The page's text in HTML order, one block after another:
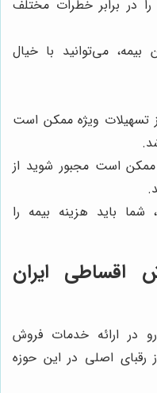
در برابر خطرات مختلف
بیمه، می‌توانید با خیال
تسهیلات ویژه ممکن است
ممکن است مجبور شوید از
شما باید هزینه بیمه را
اقساطی ایران
در ارائه خدمات فروش
رقبای اصلی در این حوزه